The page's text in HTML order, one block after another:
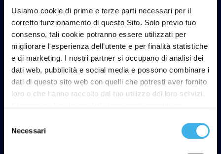
Usiamo cookie di prime e terze parti necessari per il
corretto funzionamento di questo Sito. Solo previo tuo
consenso, tali cookie potranno essere utilizzati per
migliorare l'esperienza dell’utente e per finalità statistiche
e di marketing. I nostri partner si occupano di analisi dei
dati web, pubblicità e social media e possono combinare i
dati di questo sito web con quelli che potresti aver fornito
loro o che hanno raccolto dal tuo utilizzo dei loro servizi.
installati sul Sito in Paesi siti al di fuori del SEE, che
potrebbero non fornire un adeguato livello di protezione ai
delNecessari